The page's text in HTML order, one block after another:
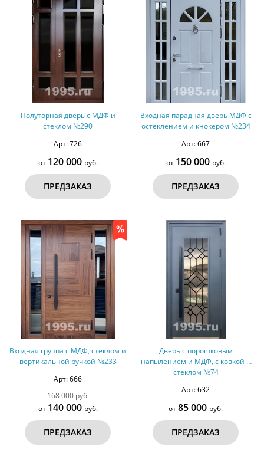
Полуторная дверь с МДФ и
стеклом №290
Арт: 726
от 120 000 руб.
ПРЕДЗАКАЗ
Входная парадная дверь МДФ с
остеклением и кнокером №234
Арт: 667
от 150 000 руб.
ПРЕДЗАКАЗ
Входная группа с МДФ, стеклом и
вертикальной ручкой №233
Арт: 666
168 000 руб.
от 140 000 руб.
ПРЕДЗАКАЗ
Дверь с порошковым
напылением и МДФ, с ковкой и
стеклом №74
Арт: 632
от85 000 руб.
ПРЕДЗАКАЗ